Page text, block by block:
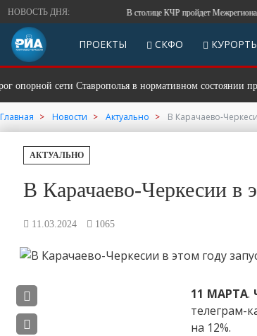
НОВОСТЬ ДНЯ: В столице КЧР пройдет
ПРОЕКТЫ СКФО
сети Ставрополья в нормативном состоянии
Главная Новости Актуально В Карачаево-
АКТУАЛЬНО
В Карачаево-Черкесии в
11.03.2024 1065
11 МАРТА.
телеграм-
на 12%.